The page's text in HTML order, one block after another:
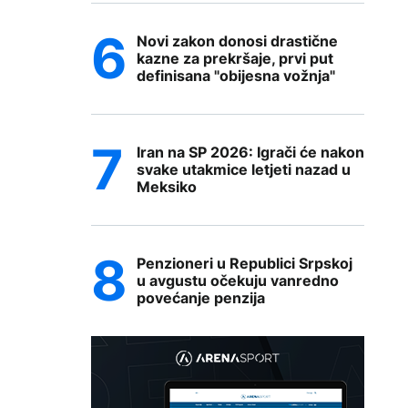
Novi zakon donosi drastične
kazne za prekršaje, prvi put
definisana "obijesna vožnja"
Iran na SP 2026: Igrači će nakon
svake utakmice letjeti nazad u
Meksiko
Penzioneri u Republici Srpskoj
u avgustu očekuju vanredno
povećanje penzija